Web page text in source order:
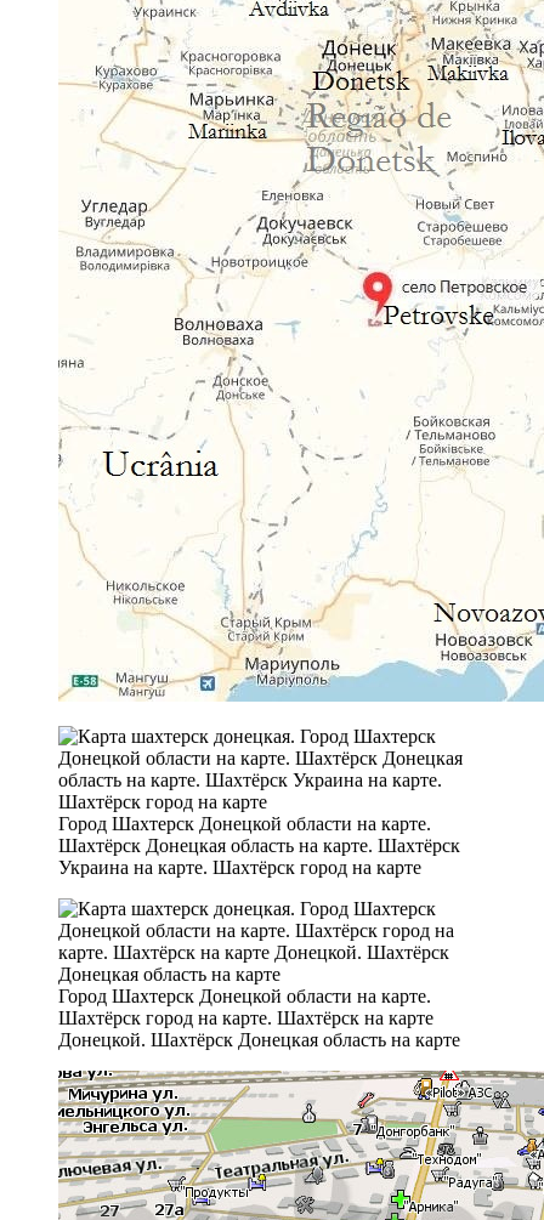
Город Шахтерск Донецкой области на карте.
Шахтёрск Донецкая область на карте. Шахтёрск
Украина на карте. Шахтёрск город на карте
Город Шахтерск Донецкой области на карте.
Шахтёрск город на карте. Шахтёрск на карте
Донецкой. Шахтёрск Донецкая область на карте